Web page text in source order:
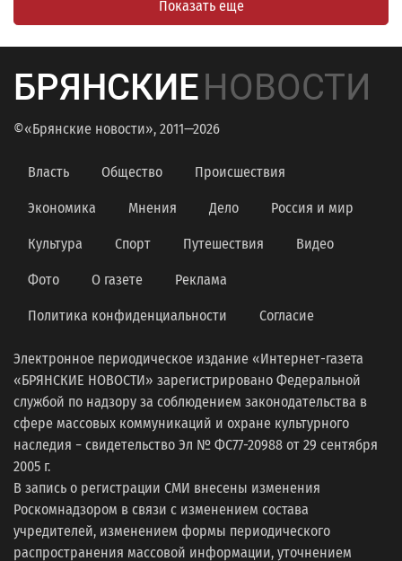
Показать еще
БРЯНСКИЕНОВОСТИ
©«Брянские новости», 2011—2026
Власть Общество Происшествия
Экономика Мнения Дело Россия и мир
Культура Спорт Путешествия Видео
Фото О газете Реклама
Политика конфиденциальности Согласие
Электронное периодическое издание «Интернет-газета
«БРЯНСКИЕ НОВОСТИ» зарегистрировано Федеральной
службой по надзору за соблюдением законодательства в
сфере массовых коммуникаций и охране культурного
наследия − свидетельство Эл № ФС77-20988 от 29 сентября
2005 г.
В запись о регистрации СМИ внесены изменения
Роскомнадзором в связи с изменением состава
учредителей, изменением формы периодического
распространения массовой информации, уточнением